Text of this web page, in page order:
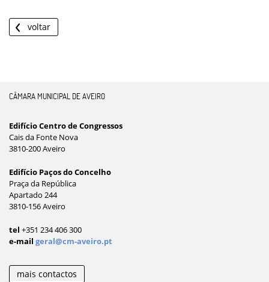
voltar
CÂMARA MUNICIPAL DE AVEIRO
Edifício Centro de Congressos
Cais da Fonte Nova
3810-200 Aveiro
Edifício Paços do Concelho
Praça da República
Apartado 244
3810-156 Aveiro
tel +351 234 406 300
e-mail geral@cm-aveiro.pt
mais contactos